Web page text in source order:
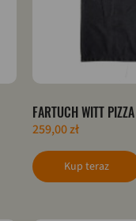
FARTUCH WITT PIZZA
259,00 zł
Kup teraz